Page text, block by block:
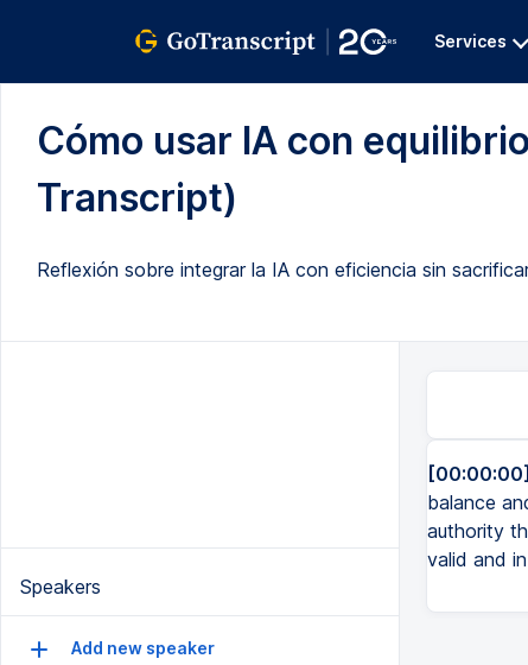
Services
Cómo usar IA con
Transcript)
Reflexión sobre integrar la IA con eficiencia sin
Speakers
Add new speaker
balance
authority
valid and